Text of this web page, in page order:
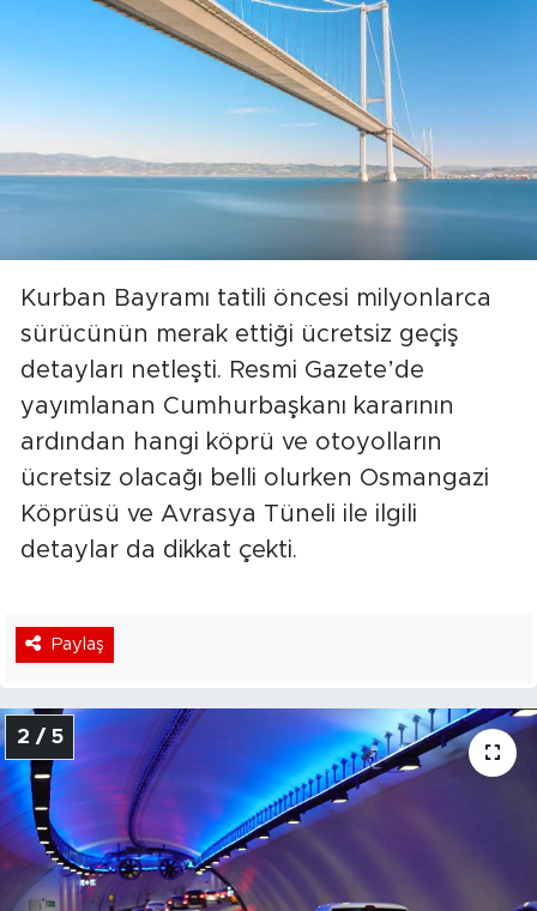
Kurban Bayramı tatili öncesi milyonlarca
sürücünün merak ettiği ücretsiz geçiş
detayları netleşti. Resmi Gazete’de
yayımlanan Cumhurbaşkanı kararının
ardından hangi köprü ve otoyolların
ücretsiz olacağı belli olurken Osmangazi
Köprüsü ve Avrasya Tüneli ile ilgili
detaylar da dikkat çekti.
Paylaş
2 / 5